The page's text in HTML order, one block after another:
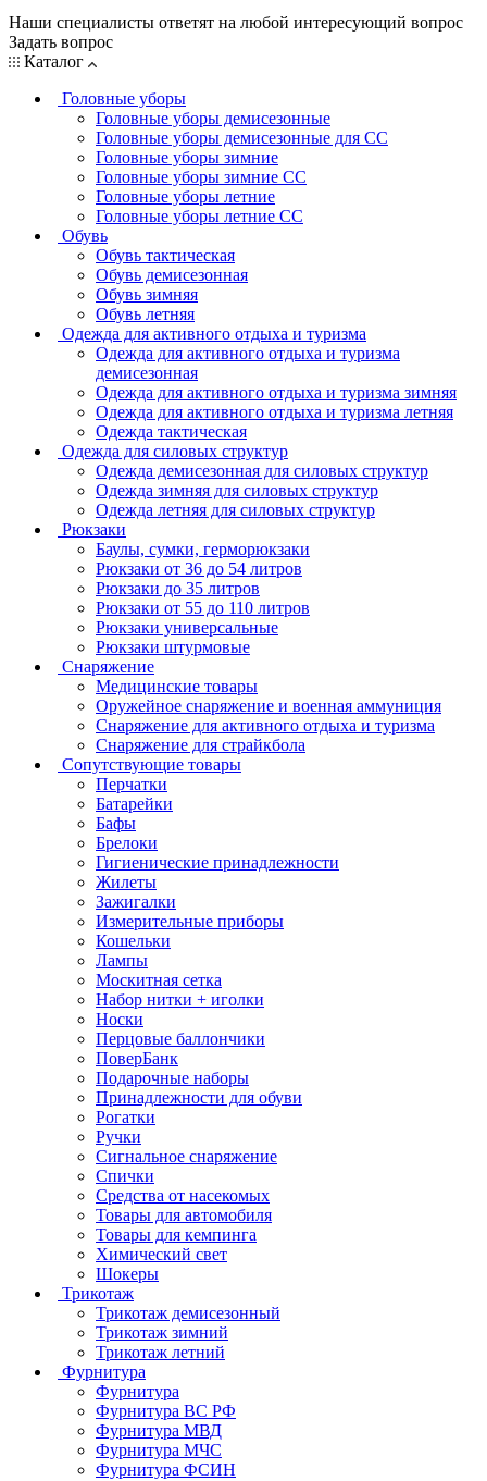
Наши специалисты ответят на любой интересующий вопрос
Задать вопрос
Каталог
Головные уборы
Головные уборы демисезонные
Головные уборы демисезонные для СС
Головные уборы зимние
Головные уборы зимние СС
Головные уборы летние
Головные уборы летние СС
Обувь
Обувь тактическая
Обувь демисезонная
Обувь зимняя
Обувь летняя
Одежда для активного отдыха и туризма
Одежда для активного отдыха и туризма
демисезонная
Одежда для активного отдыха и туризма зимняя
Одежда для активного отдыха и туризма летняя
Одежда тактическая
Одежда для силовых структур
Одежда демисезонная для силовых структур
Одежда зимняя для силовых структур
Одежда летняя для силовых структур
Рюкзаки
Баулы, сумки, герморюкзаки
Рюкзаки от 36 до 54 литров
Рюкзаки до 35 литров
Рюкзаки от 55 до 110 литров
Рюкзаки универсальные
Рюкзаки штурмовые
Снаряжение
Медицинские товары
Оружейное снаряжение и военная аммуниция
Снаряжение для активного отдыха и туризма
Снаряжение для страйкбола
Сопутствующие товары
Перчатки
Батарейки
Бафы
Брелоки
Гигиенические принадлежности
Жилеты
Зажигалки
Измерительные приборы
Кошельки
Лампы
Москитная сетка
Набор нитки + иголки
Носки
Перцовые баллончики
ПоверБанк
Подарочные наборы
Принадлежности для обуви
Рогатки
Ручки
Сигнальное снаряжение
Спички
Средства от насекомых
Товары для автомобиля
Товары для кемпинга
Химический свет
Шокеры
Трикотаж
Трикотаж демисезонный
Трикотаж зимний
Трикотаж летний
Фурнитура
Фурнитура
Фурнитура ВС РФ
Фурнитура МВД
Фурнитура МЧС
Фурнитура ФСИН